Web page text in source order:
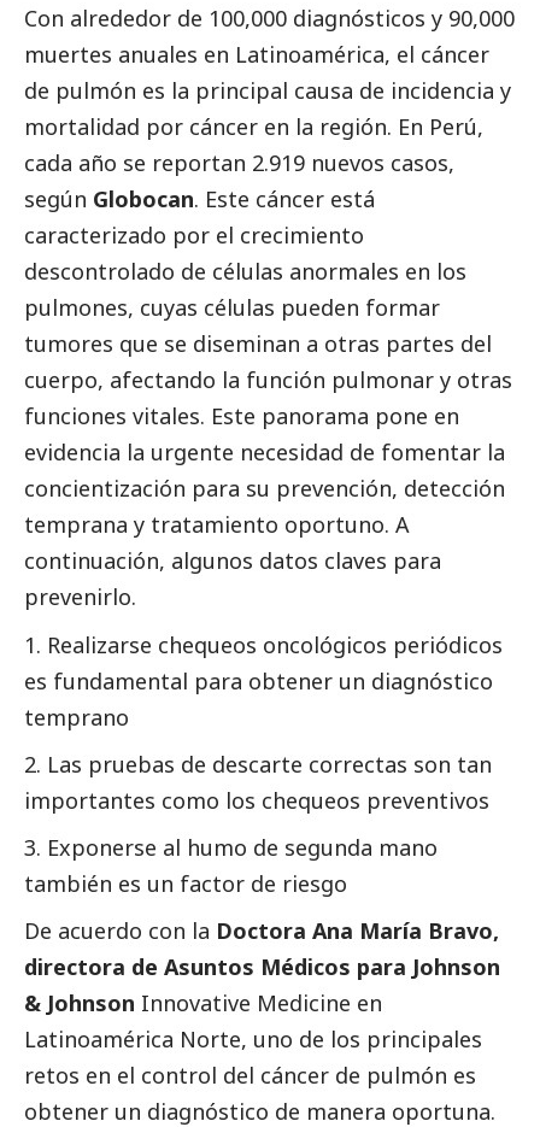
Con alrededor de 100,000 diagnósticos y 90,000
muertes anuales en Latinoamérica, el cáncer
de pulmón es la principal causa de incidencia y
mortalidad por cáncer en la región. En Perú,
cada año se reportan 2.919 nuevos casos,
según Globocan. Este cáncer está
caracterizado por el crecimiento
descontrolado de células anormales en los
pulmones, cuyas células pueden formar
tumores que se diseminan a otras partes del
cuerpo, afectando la función pulmonar y otras
funciones vitales. Este panorama pone en
evidencia la urgente necesidad de fomentar la
concientización para su prevención, detección
temprana y tratamiento oportuno. A
continuación, algunos datos claves para
prevenirlo.
Realizarse chequeos oncológicos periódicos
es fundamental para obtener un diagnóstico
temprano
Las pruebas de descarte correctas son tan
importantes como los chequeos preventivos
Exponerse al humo de segunda mano
también es un factor de riesgo
De acuerdo con la Doctora Ana María Bravo,
directora de Asuntos Médicos para Johnson
& Johnson Innovative Medicine en
Latinoamérica Norte, uno de los principales
retos en el control del cáncer de pulmón es
obtener un diagnóstico de manera oportuna.